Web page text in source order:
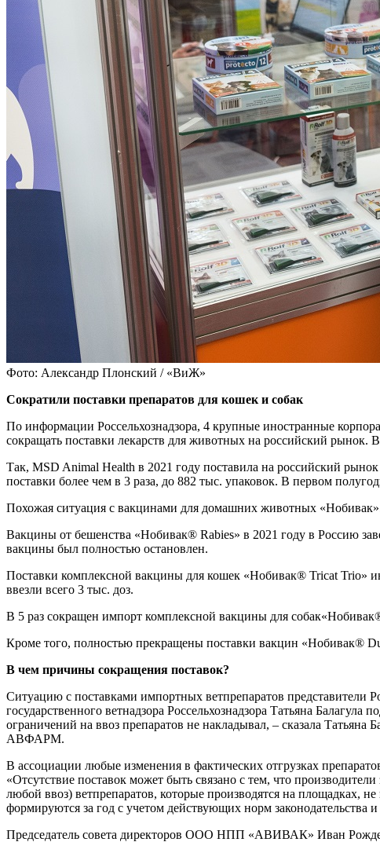
Фото: Александр Плонский / «ВиЖ»
Сократили поставки препаратов для кошек и собак
По информации Россельхознадзора, 4 крупные иностранные
сокращать поставки лекарств для животных на российский
Так, MSD Animal Health в 2021 году поставила на российский
поставки более чем в 3 раза, до 882 тыс. упаковок. В первом
Похожая ситуация с вакцинами для домашних животных
Вакцины от бешенства «Нобивак® Rabies» в 2021 году в Россию
вакцины был полностью остановлен.
Поставки комплексной вакцины для кошек «Нобивак® Tricat Trio»
ввезли всего 3 тыс. доз.
В 5 раз сокращен импорт комплексной вакцины для
Кроме того, полностью прекращены поставки вакцин «Нобивак®
В чем причины сокращения поставок?
Ситуацию с поставками импортных ветпрепаратов представители
государственного ветнадзора Россельхознадзора Татьяна
ограничений на ввоз препаратов не накладывал, – сказала
АВФАРМ.
В ассоциации любые изменения в фактических отгрузках
«Отсутствие поставок может быть связано с тем, что
любой ввоз) ветпрепаратов, которые производятся на площадках,
формируются за год с учетом действующих норм
Председатель совета директоров ООО НПП «АВИВАК» Иван